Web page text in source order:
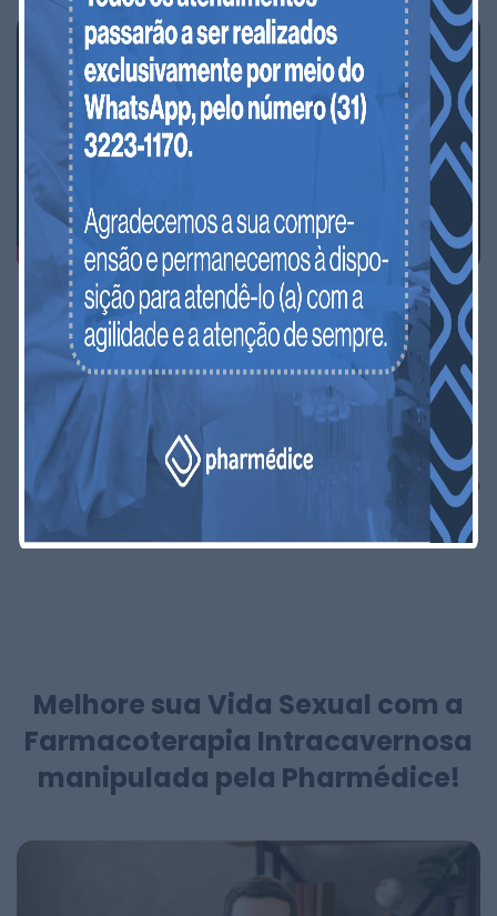
Produtos contendo Prostaglandina E1:
armazenar sob refrigeração, entre 2°C e 8°C,
protegido da luz.
Produtos sem Prostaglandina E1: armazenar em
temperatura ambiente (15°C a 30°C), protegido
Melhore sua Vida Sexual com a
Farmacoterapia Intracavernosa
manipulada pela Pharmédice!